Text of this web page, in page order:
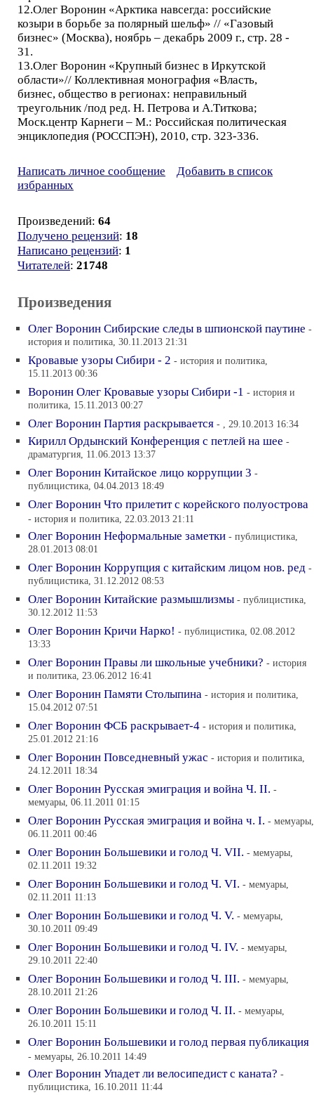
12.Олег Воронин «Арктика навсегда: российские
козыри в борьбе за полярный шельф» // «Газовый
бизнес» (Москва), ноябрь – декабрь 2009 г., стр. 28 -
31.
13.Олег Воронин «Крупный бизнес в Иркутской
области»// Коллективная монография «Власть,
бизнес, общество в регионах: неправильный
треугольник /под ред. Н. Петрова и А.Титкова;
Моск.центр Карнеги – М.: Российская политическая
энциклопедия (РОССПЭН), 2010, стр. 323-336.
Написать личное сообщение
Добавить в список
избранных
Произведений: 64
Получено рецензий: 18
Написано рецензий: 1
Читателей: 21748
Произведения
Олег Воронин Сибирские следы в шпионской паутине -
история и политика, 30.11.2013 21:31
Кровавые узоры Сибири - 2 - история и политика,
15.11.2013 00:36
Воронин Олег Кровавые узоры Сибири -1 - история и
политика, 15.11.2013 00:27
Олег Воронин Партия раскрывается - , 29.10.2013 16:34
Кирилл Ордынский Конференция с петлей на шее -
драматургия, 11.06.2013 13:37
Олег Воронин Китайское лицо коррупции 3 -
публицистика, 04.04.2013 18:49
Олег Воронин Что прилетит с корейского полуострова
- история и политика, 22.03.2013 21:11
Олег Воронин Неформальные заметки - публицистика,
28.01.2013 08:01
Олег Воронин Коррупция с китайским лицом нов. ред -
публицистика, 31.12.2012 08:53
Олег Воронин Китайские размышлизмы - публицистика,
30.12.2012 11:53
Олег Воронин Кричи Нарко! - публицистика, 02.08.2012
13:33
Олег Воронин Правы ли школьные учебники? - история
и политика, 23.06.2012 16:41
Олег Воронин Памяти Столыпина - история и политика,
15.04.2012 07:51
Олег Воронин ФСБ раскрывает-4 - история и политика,
25.01.2012 21:16
Олег Воронин Повседневный ужас - история и политика,
24.12.2011 18:34
Олег Воронин Русская эмиграция и война Ч. II. -
мемуары, 06.11.2011 01:15
Олег Воронин Русская эмиграция и война ч. I. - мемуары,
06.11.2011 00:46
Олег Воронин Большевики и голод Ч. VII. - мемуары,
02.11.2011 19:32
Олег Воронин Большевики и голод Ч. VI. - мемуары,
02.11.2011 11:13
Олег Воронин Большевики и голод Ч. V. - мемуары,
30.10.2011 09:49
Олег Воронин Большевики и голод Ч. IV. - мемуары,
29.10.2011 22:40
Олег Воронин Большевики и голод Ч. III. - мемуары,
28.10.2011 21:26
Олег Воронин Большевики и голод Ч. II. - мемуары,
26.10.2011 15:11
Олег Воронин Большевики и голод первая публикация
- мемуары, 26.10.2011 14:49
Олег Воронин Упадет ли велосипедист с каната? -
публицистика, 16.10.2011 11:44